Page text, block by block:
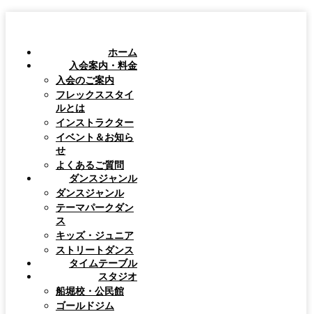
ホーム
入会案内・料金
入会のご案内
フレックススタイ
ルとは
インストラクター
イベント＆お知ら
せ
よくあるご質問
ダンスジャンル
ダンスジャンル
テーマパークダン
ス
キッズ・ジュニア
ストリートダンス
タイムテーブル
スタジオ
船堀校・公民館
ゴールドジム